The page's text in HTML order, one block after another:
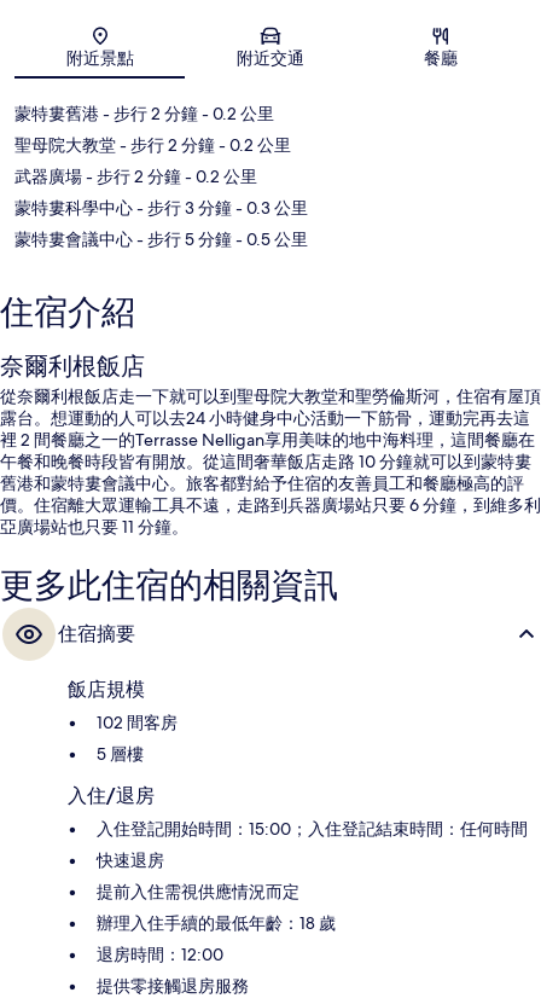
地圖
附近景點 附近交通 餐廳
蒙特婁舊港- 步行 2 分鐘- 0.2 公里
聖母院大教堂- 步行 2 分鐘- 0.2 公里
武器廣場- 步行 2 分鐘- 0.2 公里
蒙特婁科學中心- 步行 3 分鐘- 0.3 公里
蒙特婁會議中心- 步行 5 分鐘- 0.5 公里
住宿介紹
奈爾利根飯店
從奈爾利根飯店走一下就可以到聖母院大教堂和聖勞倫斯河，住宿有屋頂
露台。想運動的人可以去24 小時健身中心活動一下筋骨，運動完再去這
裡 2 間餐廳之一的Terrasse Nelligan享用美味的地中海料理，這間餐廳在
午餐和晚餐時段皆有開放。從這間奢華飯店走路 10 分鐘就可以到蒙特婁
舊港和蒙特婁會議中心。旅客都對給予住宿的友善員工和餐廳極高的評
價。住宿離大眾運輸工具不遠，走路到兵器廣場站只要 6 分鐘，到維多利
亞廣場站也只要 11 分鐘。
更多此住宿的相關資訊
住宿摘要
飯店規模
102 間客房
5 層樓
入住/退房
入住登記開始時間：15:00；入住登記結束時間：任何時間
快速退房
提前入住需視供應情況而定
辦理入住手續的最低年齡：18 歲
退房時間：12:00
提供零接觸退房服務